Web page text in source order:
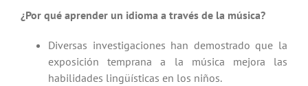
¿Por qué aprender un idioma a través de la música?
Diversas investigaciones han demostrado que la
exposición temprana a la música mejora las
habilidades lingüísticas en los niños.